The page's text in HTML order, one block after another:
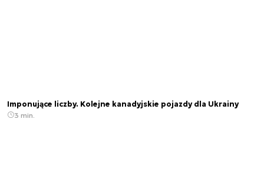
Imponujące liczby. Kolejne kanadyjskie pojazdy dla Ukrainy
3 min.